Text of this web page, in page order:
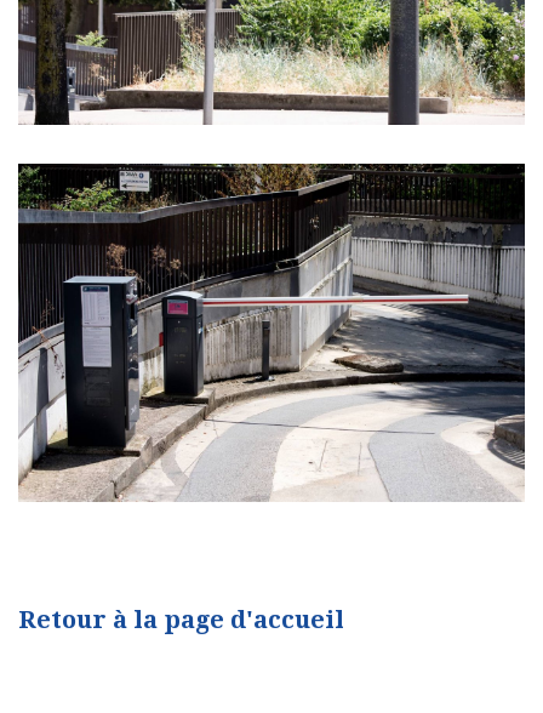
Retour à la page d'accueil